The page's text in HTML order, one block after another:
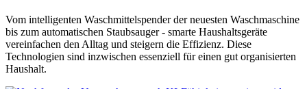
Vom intelligenten Waschmittelspender der neuesten Waschmaschine
bis zum automatischen Staubsauger - smarte Haushaltsgeräte
vereinfachen den Alltag und steigern die Effizienz. Diese
Technologien sind inzwischen essenziell für einen gut organisierten
Haushalt.